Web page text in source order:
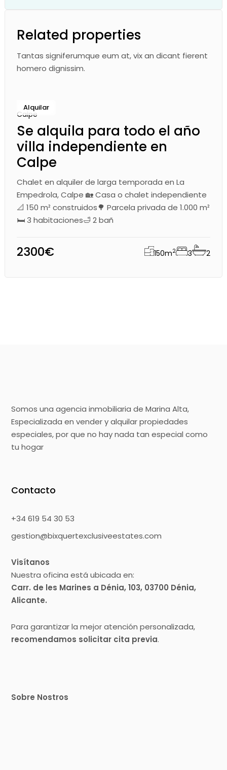
Related properties
Tantas signiferumque eum at, vix an dicant fierent
homero dignissim.
Alquilar
Calpe
Se alquila para todo el año
villa independiente en
Calpe
Chalet en alquiler de larga temporada en La
Empedrola, Calpe 🏡 Casa o chalet independiente
📐 150 m² construidos🌳 Parcela privada de 1.000 m²
🛏 3 habitaciones🛁 2 bañ
2300€ 150m2 3 2
Somos una agencia inmobiliaria de Marina Alta,
Especializada en vender y alquilar propiedades
especiales, por que no hay nada tan especial como
tu hogar
Contacto
+34 619 54 30 53
gestion@bixquertexclusiveestates.com
Visítanos
Nuestra oficina está ubicada en:
Carr. de les Marines a Dénia, 103, 03700 Dénia,
Alicante.
Para garantizar la mejor atención personalizada,
recomendamos solicitar cita previa.
Sobre Nostros